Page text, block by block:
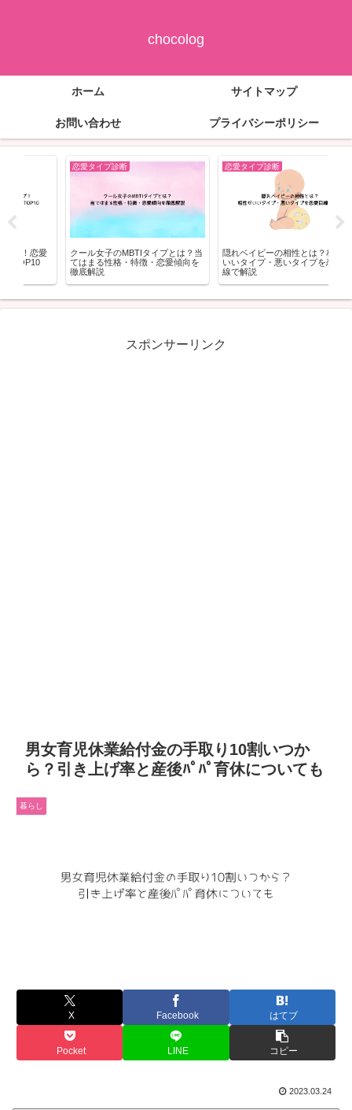
chocolog
ホーム サイトマップ
お問い合わせ プライバシーポリシー
恋愛タイプ診断
隠れベイビーの相性とは？相性が
いいタイプ・悪いタイプを恋愛目
恋愛タイプ診断
ちいかわ×ｱﾍﾞｲﾙが7/12発売!ﾂｲﾝﾏｰ
ｶｰやﾍﾟｯﾄﾎﾞﾄﾙﾎﾙﾀﾞｰなど
スポンサーリンク
男女育児休業給付金の手取り10割いつか
ら？引き上げ率と産後ﾊﾟﾊﾟ育休についても
暮らし
X Facebook はてブ
Pocket LINE コピー
2023.03.24